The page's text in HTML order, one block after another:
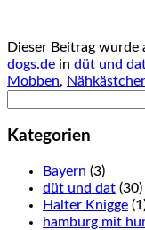
Dieser Beitrag wurde
dogs.de in düt und
Mobben,
Kategorien
Bayern (3)
düt und dat (30)
Halter Knigge
hamburg mit